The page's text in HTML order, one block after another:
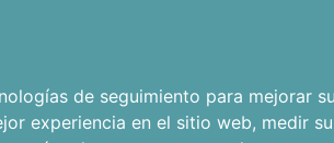
de seguimiento para mejorar
experiencia en el sitio web, medir